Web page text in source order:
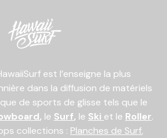
est l’enseigne la plus
dans la diffusion de matériels
de sports de glisse tels que le
, le Surf, le Ski et le Roller.
collections : Planches de Surf,